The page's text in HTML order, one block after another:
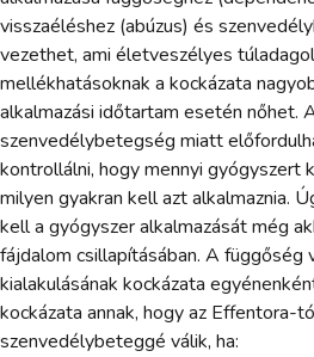
visszaéléshez (abúzus) és
vezethet, ami életveszélyes
mellékhatásoknak a kockázata
alkalmazási időtartam esetén nőhet.
szenvedélybetegség miatt
kontrollálni, hogy mennyi gyógyszert
milyen gyakran kell azt alkalmaznia.
kell a gyógyszer alkalmazását még
fájdalom csillapításában. A
kialakulásának kockázata
kockázata annak, hogy az Effentora-
szenvedélybeteggé válik, ha: